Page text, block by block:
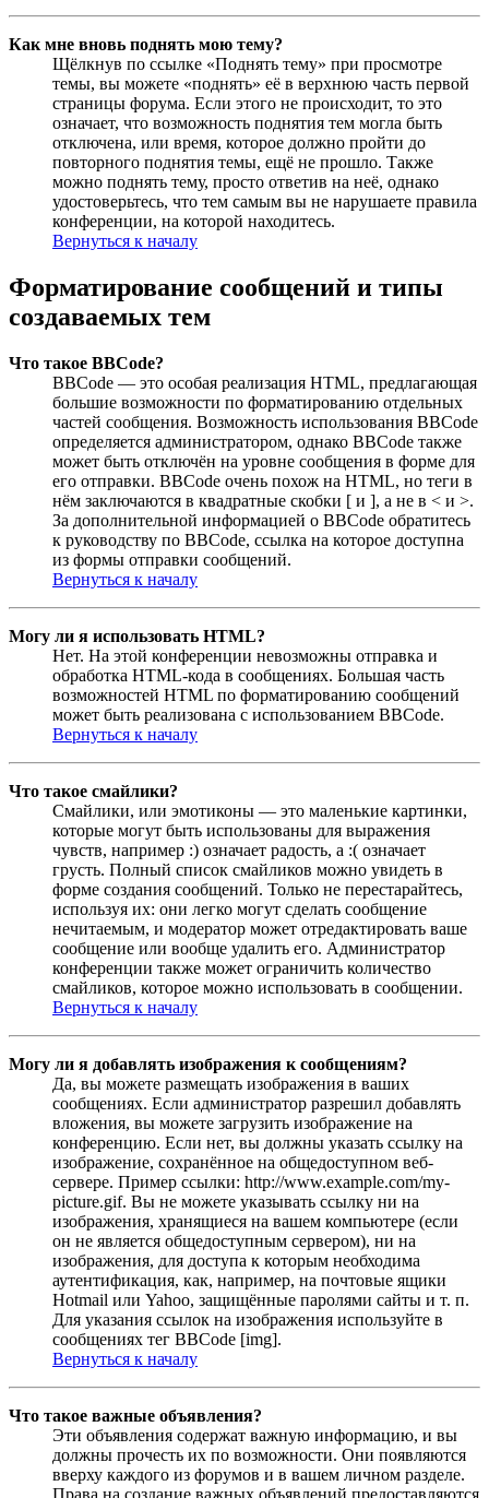
Как мне вновь поднять мою тему?
Щёлкнув по ссылке «Поднять тему» при просмотре
темы, вы можете «поднять» её в верхнюю часть первой
страницы форума. Если этого не происходит, то это
означает, что возможность поднятия тем могла быть
отключена, или время, которое должно пройти до
повторного поднятия темы, ещё не прошло. Также
можно поднять тему, просто ответив на неё, однако
удостоверьтесь, что тем самым вы не нарушаете правила
конференции, на которой находитесь.
Вернуться к началу
Форматирование сообщений и типы
создаваемых тем
Что такое BBCode?
BBCode — это особая реализация HTML, предлагающая
большие возможности по форматированию отдельных
частей сообщения. Возможность использования BBCode
определяется администратором, однако BBCode также
может быть отключён на уровне сообщения в форме для
его отправки. BBCode очень похож на HTML, но теги в
нём заключаются в квадратные скобки [ и ], а не в < и >.
За дополнительной информацией о BBCode обратитесь
к руководству по BBCode, ссылка на которое доступна
из формы отправки сообщений.
Вернуться к началу
Могу ли я использовать HTML?
Нет. На этой конференции невозможны отправка и
обработка HTML-кода в сообщениях. Большая часть
возможностей HTML по форматированию сообщений
может быть реализована с использованием BBCode.
Вернуться к началу
Что такое смайлики?
Смайлики, или эмотиконы — это маленькие картинки,
которые могут быть использованы для выражения
чувств, например :) означает радость, а :( означает
грусть. Полный список смайликов можно увидеть в
форме создания сообщений. Только не перестарайтесь,
используя их: они легко могут сделать сообщение
нечитаемым, и модератор может отредактировать ваше
сообщение или вообще удалить его. Администратор
конференции также может ограничить количество
смайликов, которое можно использовать в сообщении.
Вернуться к началу
Могу ли я добавлять изображения к сообщениям?
Да, вы можете размещать изображения в ваших
сообщениях. Если администратор разрешил добавлять
вложения, вы можете загрузить изображение на
конференцию. Если нет, вы должны указать ссылку на
изображение, сохранённое на общедоступном веб-
сервере. Пример ссылки: http://www.example.com/my-
picture.gif. Вы не можете указывать ссылку ни на
изображения, хранящиеся на вашем компьютере (если
он не является общедоступным сервером), ни на
изображения, для доступа к которым необходима
аутентификация, как, например, на почтовые ящики
Hotmail или Yahoo, защищённые паролями сайты и т. п.
Для указания ссылок на изображения используйте в
сообщениях тег BBCode [img].
Вернуться к началу
Что такое важные объявления?
Эти объявления содержат важную информацию, и вы
должны прочесть их по возможности. Они появляются
вверху каждого из форумов и в вашем личном разделе.
Права на создание важных объявлений предоставляются